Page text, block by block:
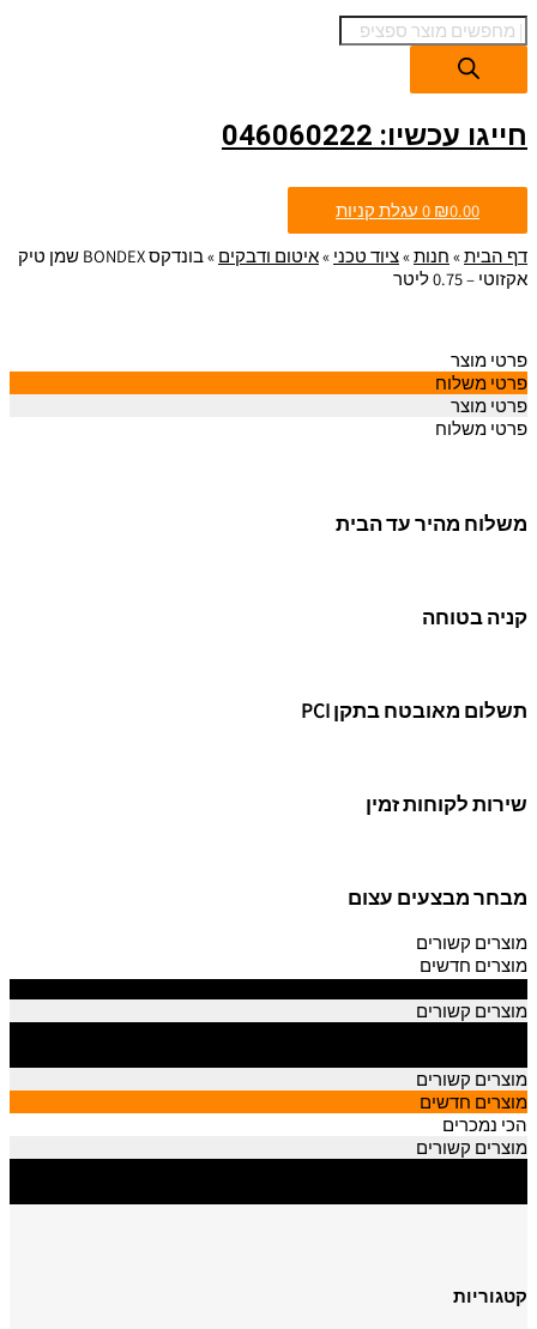
חייגו עכשיו: 046060222
₪0.00
0 עגלת קניות
דף הבית» חנות»ציוד טכני »איטום ודבקים »
בונדקס BONDEX שמן טיק
אקזוטי – 0.75 ליטר
פרטי מוצר
פרטי משלוח
פרטי מוצר
פרטי משלוח
משלוח מהיר עד הבית
קניה בטוחה
תשלום מאובטח בתקן PCI
שירות לקוחות זמין
מבחר מבצעים עצום
מוצרים קשורים
מוצרים חדשים
מוצרים קשורים
מוצרים קשורים
מוצרים חדשים
הכי נמכרים
מוצרים קשורים
קטגוריות